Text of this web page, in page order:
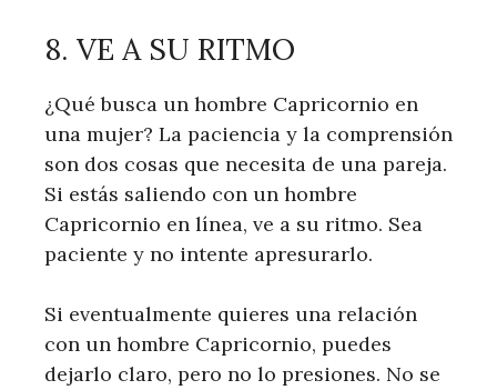
8. VE A SU RITMO
¿Qué busca un hombre Capricornio en
una mujer? La paciencia y la comprensión
son dos cosas que necesita de una pareja.
Si estás saliendo con un hombre
Capricornio en línea, ve a su ritmo. Sea
paciente y no intente apresurarlo.
Si eventualmente quieres una relación
con un hombre Capricornio, puedes
dejarlo claro, pero no lo presiones. No se